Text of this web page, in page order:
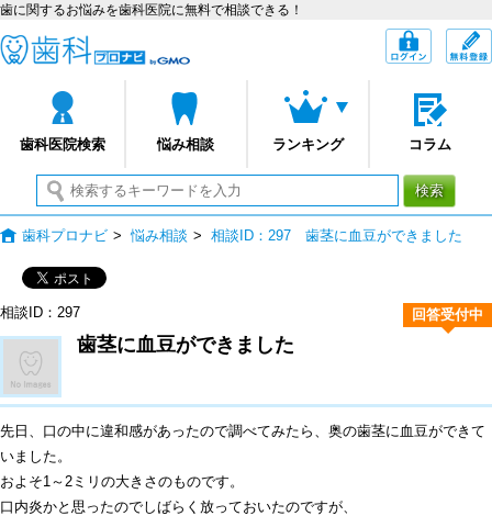
歯に関するお悩みを歯科医院に無料で相談できる！
歯科医院検索 悩み相談 ランキング コラム
ログイン
検索
歯科プロナビ > 悩み相談 > 相談ID：297 歯茎に血豆ができました
歯茎に血豆ができました
先日、口の中に違和感があったので調べてみたら、奥の歯茎に血豆ができて
いました。
およそ1～2ミリの大きさのものです。
口内炎かと思ったのでしばらく放っておいたのですが、
相談ID：297 回答受付中